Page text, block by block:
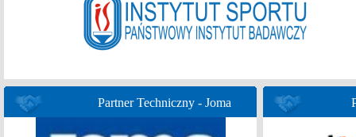
Partner Techniczny - Joma